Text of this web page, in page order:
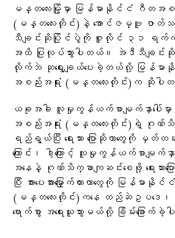
မန္တလေးမြို့မှာ မြန်မာနိုင်ငံ ဂီတအစ
(မန္တလေးတိုင်း)နဲ့ အောင်ဇမ္ဗူ ဇာတ်သဘ
သီချင်းဆိုပြိုင်ပွဲကို ဇူလိုင် ၃၁ ရက်
အထိ ပြုလုပ်သွားပါတယ်။ အဲဒီသီချင်
လိုက်ဘဲ ဆုရွေးချယ်ပေးခဲ့တယ်လို့ မြန်
အစည်းအရုံး (မန္တလေးတိုင်း)က ဆိုပါ
ယခုအခါ လူမှုကွန်ယက်စာမျက်နှာပေါ်
အစည်းအရုံး (မန္တလေးတိုင်း)ရဲ့ ဂုဏ်သိ
ရည်ရွယ်ပြီး ရေးသား ပြောဆိုတာတွေကို မှတ်
ကြောင်း၊ ဒါ့ကြောင့် လူမှုကွန်ယက်စာမျက်နှာပေ
အနေနဲ့ ဂုဏ်သိက္ခာကျဆင်းစေဖို့ ရေးသား
ပြီး အားပေးအားမြှောက်ထားတာတွေကို မြန်
(မန္တလေးတိုင်း)ကနေ တည်ဆဲဥပဒေ၊
ရောက်စွာ အရေးယူသွားမယ်လို့ ခြိမ်းခြောက်